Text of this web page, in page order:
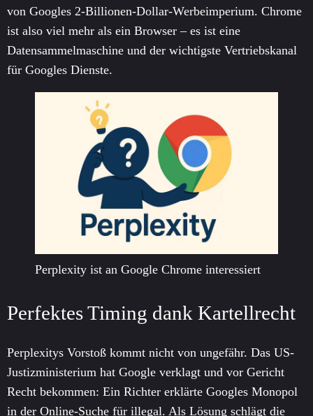
von Googles 2-Billionen-Dollar-Werbeimperium. Chrome
ist also viel mehr als ein Browser – es ist eine
Datensammelmaschine und der wichtigste Vertriebskanal
für Googles Dienste.
Perplexity ist an Google Chrome interessiert
Perfektes Timing dank Kartellrecht
Perplexitys Vorstoß kommt nicht von ungefähr. Das US-
Justizministerium hat Google verklagt und vor Gericht
Recht bekommen: Ein Richter erklärte Googles Monopol
in der Online-Suche für illegal. Als Lösung schlägt die